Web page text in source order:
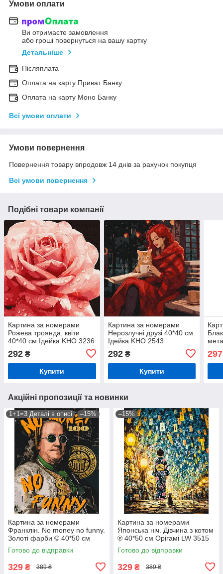
Умови оплати
Ви отримаєте замовлення
або гроші повернуться на вашу картку
Детальніше
Післяплата
Оплата на карту Приват Банку
Оплата на карту Моно Банку
Всі умови оплати
Умови повернення
Повернення товару впродовж 14 днів за рахунок покупця
Всі умови повернення
Подібні товари компанії
Картина за номерами
Рожева троянда. квіти
40*40 см Ідейка KHO 3236
292 ₴
Купити
Картина за номерами
Нерозлучні друзі 40*40 см
Ідейка KHO 2543
292₴
Купити
297
Акційні пропозиції та новинки
1+1=3 Деталі в описі –15%
Картина за номерами
Франклін. No money no funny.
Золоті фарби © 40*50 см
Орігамі LW 3284
Готово до відправки
329 ₴ 389 ₴
–15%
Картина за номерами
Японська ніч. Дівчина з котом
℗ 40*50 см Орігамі LW 3515
Готово до відправки
329 ₴ 389 ₴